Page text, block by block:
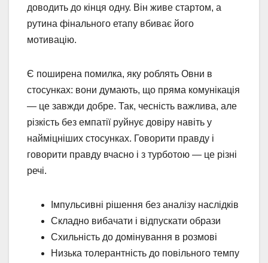
доводить до кінця одну. Він живе стартом, а
рутина фінального етапу вбиває його
мотивацію.
Є поширена помилка, яку роблять Овни в
стосунках: вони думають, що пряма комунікація
— це завжди добре. Так, чесність важлива, але
різкість без емпатії руйнує довіру навіть у
найміцніших стосунках. Говорити правду і
говорити правду вчасно і з турботою — це різні
речі.
Імпульсивні рішення без аналізу наслідків
Складно вибачати і відпускати образи
Схильність до домінування в розмові
Низька толерантність до повільного темпу